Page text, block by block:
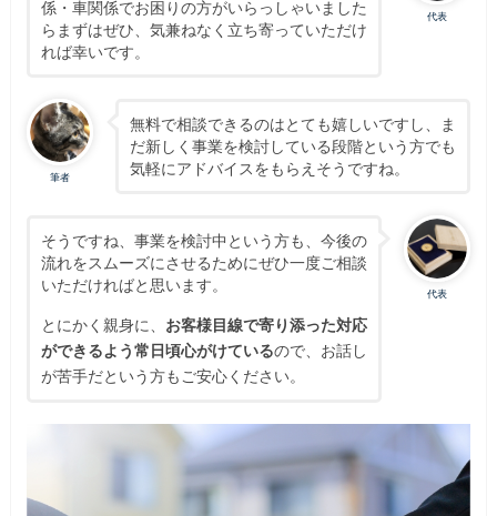
代表
係・車関係でお困りの方がいらっしゃいました
らまずはぜひ、気兼ねなく立ち寄っていただけ
れば幸いです。
筆者
無料で相談できるのはとても嬉しいですし、ま
だ新しく事業を検討している段階という方でも
気軽にアドバイスをもらえそうですね。
代表
そうですね、事業を検討中という方も、今後の
流れをスムーズにさせるためにぜひ一度ご相談
いただければと思います。
とにかく親身に、 お客様目線で寄り添った対応
ができるよう常日頃心がけているので、お話し
が苦手だという方もご安心ください。